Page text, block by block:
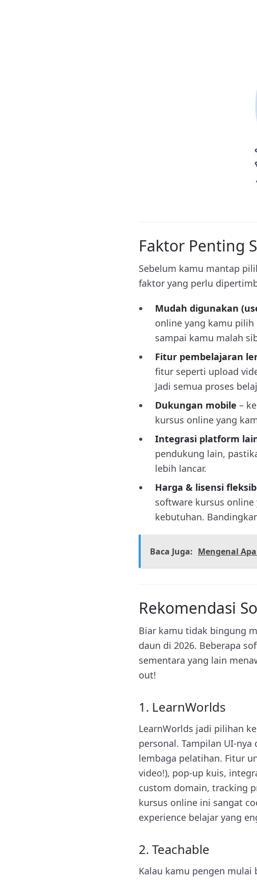
Faktor Penting
Sebelum kamu mantap
faktor yang perlu
Mudah digunakan
online yang kamu
sampai kamu malah
Fitur pembelajaran
fitur seperti upload
Jadi semua proses
Dukungan mobile –
kursus online yang
Integrasi platform
pendukung lain,
lebih lancar.
Harga & lisensi
software kursus
kebutuhan.
Baca Juga: Mengenal
Rekomendasi
Biar kamu tidak bingung
daun di 2026. Beberapa
sementara yang lain
out!
1. LearnWorlds
LearnWorlds jadi pilihan
personal. Tampilan UI-
lembaga pelatihan. Fitur
video!), pop-up kuis,
custom domain, tracking
kursus online ini sangat
experience belajar yang
2. Teachable
Kalau kamu pengen mulai